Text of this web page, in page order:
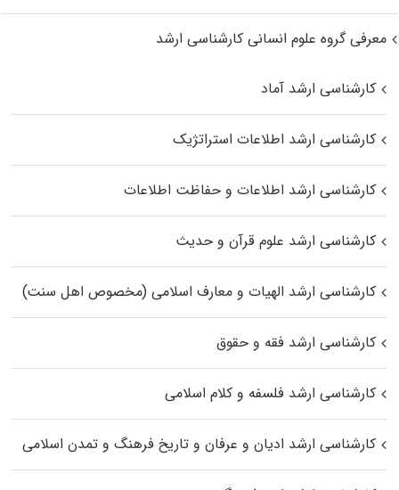
معرفی گروه علوم انسانی کارشناسی ارشد
کارشناسی ارشد آماد
کارشناسی ارشد اطلاعات استراتژیک
کارشناسی ارشد اطلاعات و حفاظت اطلاعات
کارشناسی ارشد علوم قرآن و حدیث
کارشناسی ارشد الهیات و معارف اسلامی (مخصوص اهل سنت)
کارشناسی ارشد فقه و حقوق
کارشناسی ارشد فلسفه و کلام اسلامی
کارشناسی ارشد ادیان و عرفان و تاریخ فرهنگ و تمدن اسلامی